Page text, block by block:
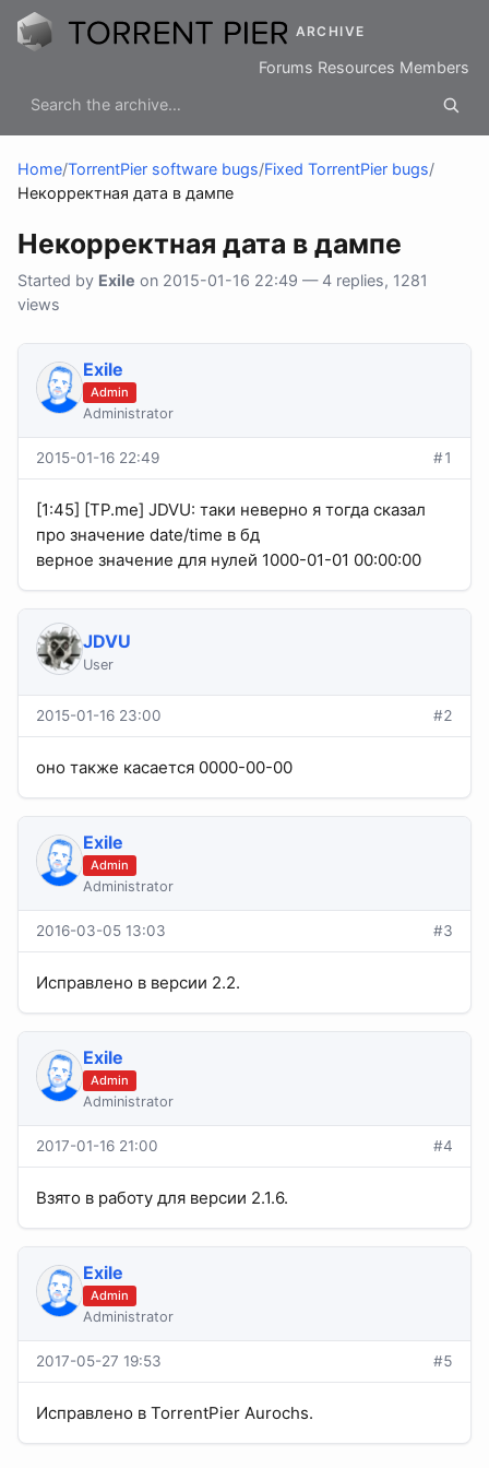
ARCHIVE
Forums Resources Members
Home/TorrentPier software bugs/Fixed TorrentPier bugs/
Некорректная дата в дампе
Некорректная дата в дампе
Started by Exile on 2015-01-16 22:49 — 4 replies, 1281
views
Exile
Admin
Administrator
2015-01-16 22:49 #1
[1:45] [TP.me] JDVU: таки неверно я тогда сказал
про значение date/time в бд
верное значение для нулей 1000-01-01 00:00:00
JDVU
User
2015-01-16 23:00 #2
оно также касается 0000-00-00
Exile
Admin
Administrator
2016-03-05 13:03 #3
Исправлено в версии 2.2.
Exile
Admin
Administrator
2017-01-16 21:00 #4
Взято в работу для версии 2.1.6.
Exile
Admin
Administrator
2017-05-27 19:53 #5
Исправлено в TorrentPier Aurochs.